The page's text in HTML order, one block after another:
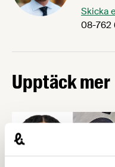
Skicka
08-762
Upptäck mer